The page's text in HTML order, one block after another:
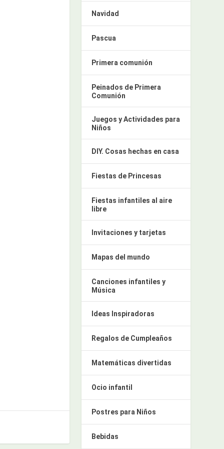
Navidad
Pascua
Primera comunión
Peinados de Primera
Comunión
Juegos y Actividades para
Niños
DIY. Cosas hechas en casa
Fiestas de Princesas
Fiestas infantiles al aire
libre
Invitaciones y tarjetas
Mapas del mundo
Canciones infantiles y
Música
Ideas Inspiradoras
Regalos de Cumpleaños
Matemáticas divertidas
Ocio infantil
Postres para Niños
Bebidas